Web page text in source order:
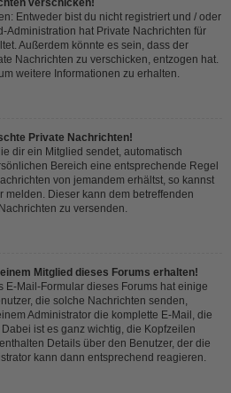
verschicken!
Entweder bist du nicht registriert und / oder
Administration hat Private Nachrichten für
Außerdem könnte es sein, dass der
Nachrichten zu verschicken, entzogen hat.
weitere Informationen zu erhalten.
Private Nachrichten!
dir ein Mitglied sendet, automatisch
Bereich eine entsprechende Regel
von jemandem erhältst, so kannst
melden. Dieser kann dem betreffenden
zu versenden.
Mitglied dieses Forums erhalten!
E-Mail-Formular dieses Forums hat einige
die solche Nachrichten senden,
Administrator die komplette E-Mail, die
ist es ganz wichtig, die Kopfzeilen
Details über den Benutzer, der die
kann dann entsprechend reagieren.